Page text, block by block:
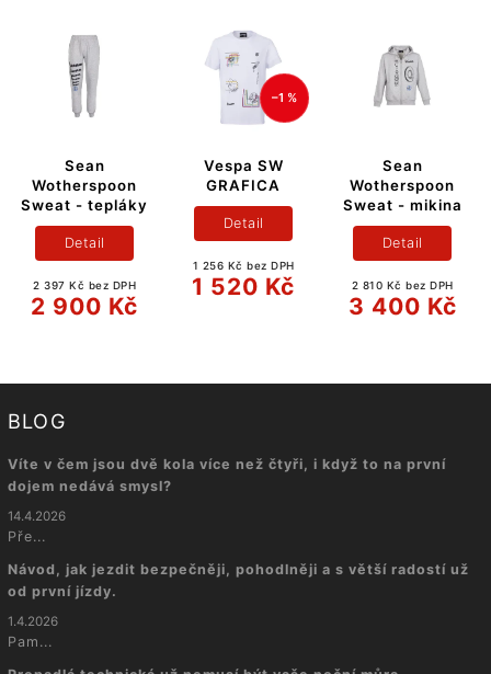
Sean
Wotherspoon
Sweat - tepláky
2 397 Kč bez DPH
2 900 Kč
Detail
–1 %
Vespa SW
GRAFICA
1 256 Kč bez DPH
1 520 Kč
Detail
Sean
Wotherspoon
Sweat - mikina
2 810 Kč bez DPH
3 400 Kč
Detail
BLOG
Víte v čem jsou dvě kola více než čtyři, i když to na první
dojem nedává smysl?
14.4.2026
Pře...
Návod, jak jezdit bezpečněji, pohodlněji a s větší radostí už
od první jízdy.
1.4.2026
Pam...